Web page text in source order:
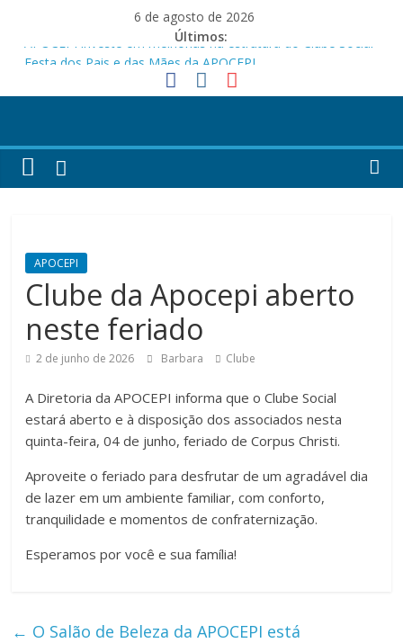
6 de agosto de 2026
Últimos:
APOCEPI investe em melhorias na estrutura do Clube Social
Festa dos Pais e das Mães da APOCEPI
APOCEPI conquista a primeira vitória no Campeonato 50tão!
APOCEPI
Clube da Apocepi aberto
neste feriado
2 de junho de 2026 Barbara Clube
A Diretoria da APOCEPI informa que o Clube Social
estará aberto e à disposição dos associados nesta
quinta-feira, 04 de junho, feriado de Corpus Christi.
Aproveite o feriado para desfrutar de um agradável dia
de lazer em um ambiente familiar, com conforto,
tranquilidade e momentos de confraternização.
Esperamos por você e sua família!
← O Salão de Beleza da APOCEPI está